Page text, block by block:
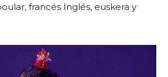
francés Inglés, euskera y